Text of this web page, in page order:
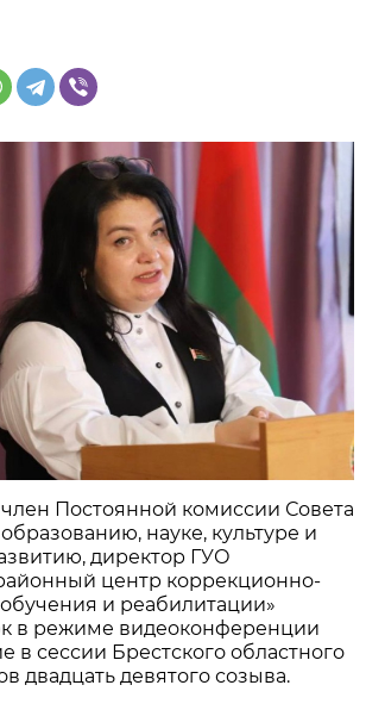
член Постоянной комиссии Совета
науке, культуре и
директор ГУО
центр коррекционно-
и реабилитации»
в режиме видеоконференции
в сессии Брестского областного
двадцать девятого созыва.